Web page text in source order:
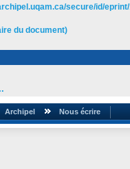
secure/id/
du document)
Archipel Nous écrire